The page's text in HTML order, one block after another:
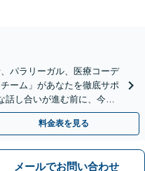
パラリーガル、医療コーデ
ーム」があなたを徹底サポ
し合いが進む前に、今す
料金表を見る
メールでお問い合わせ